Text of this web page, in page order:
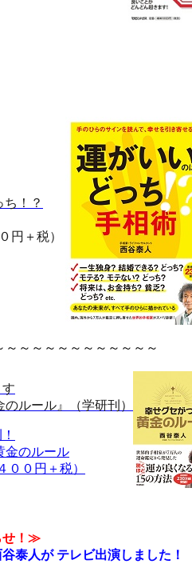
ち！？
円＋税）
～～～～～～～～～～～～
のルール』（学研刊）
金のルール
００円＋税）
せ！≫
泰人が テレビ出演しました！